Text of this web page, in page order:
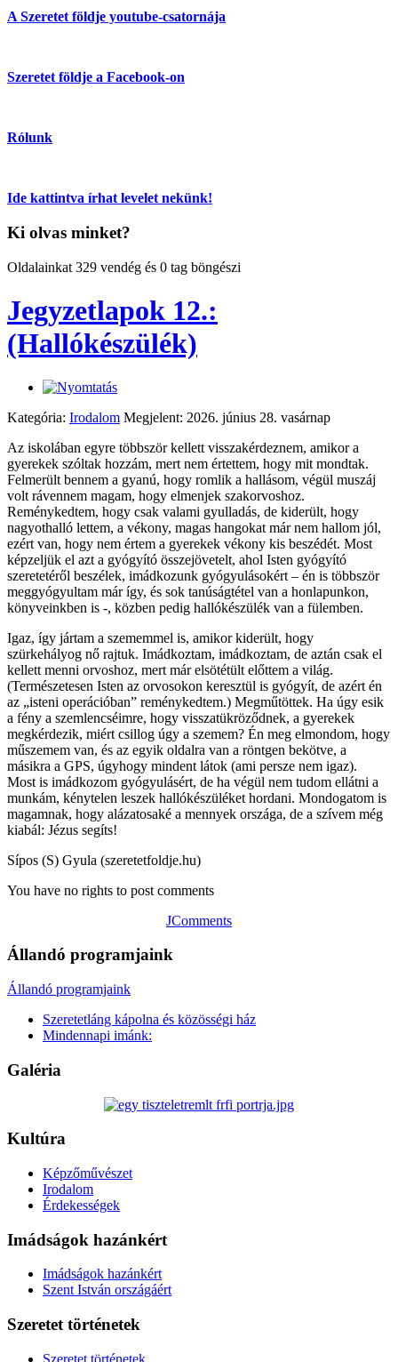
A Szeretet földje youtube-csatornája
Szeretet földje a Facebook-on
Rólunk
Ide kattintva írhat levelet nekünk!
Ki olvas minket?
Oldalainkat 329 vendég és 0 tag böngészi
Jegyzetlapok 12.:
(Hallókészülék)
Kategória: Irodalom Megjelent: 2026. június 28. vasárnap
Az iskolában egyre többször kellett visszakérdeznem, amikor a
gyerekek szóltak hozzám, mert nem értettem, hogy mit mondtak.
Felmerült bennem a gyanú, hogy romlik a hallásom, végül muszáj
volt rávennem magam, hogy elmenjek szakorvoshoz.
Reménykedtem, hogy csak valami gyulladás, de kiderült, hogy
nagyothalló lettem, a vékony, magas hangokat már nem hallom jól,
ezért van, hogy nem értem a gyerekek vékony kis beszédét. Most
képzeljük el azt a gyógyító összejövetelt, ahol Isten gyógyító
szeretetéről beszélek, imádkozunk gyógyulásokért – én is többször
meggyógyultam már így, és sok tanúságtétel van a honlapunkon,
könyveinkben is -, közben pedig hallókészülék van a fülemben.
Igaz, így jártam a szememmel is, amikor kiderült, hogy
szürkehályog nő rajtuk. Imádkoztam, imádkoztam, de aztán csak el
kellett menni orvoshoz, mert már elsötétült előttem a világ.
(Természetesen Isten az orvosokon keresztül is gyógyít, de azért én
az „isteni operációban” reménykedtem.) Megműtöttek. Ha úgy esik
a fény a szemlencséimre, hogy visszatükröződnek, a gyerekek
megkérdezik, miért csillog úgy a szemem? Én meg elmondom, hogy
műszemem van, és az egyik oldalra van a röntgen bekötve, a
másikra a GPS, úgyhogy mindent látok (ami persze nem igaz).
Most is imádkozom gyógyulásért, de ha végül nem tudom ellátni a
munkám, kénytelen leszek hallókészüléket hordani. Mondogatom is
magamnak, hogy alázatosaké a mennyek országa, de a szívem még
kiabál: Jézus segíts!
Sípos (S) Gyula (szeretetfoldje.hu)
You have no rights to post comments
JComments
Állandó programjaink
Állandó programjaink
Szeretetláng kápolna és közösségi ház
Mindennapi imánk:
Galéria
Kultúra
Képzőművészet
Irodalom
Érdekességek
Imádságok hazánkért
Imádságok hazánkért
Szent István országáért
Szeretet történetek
Szeretet történetek